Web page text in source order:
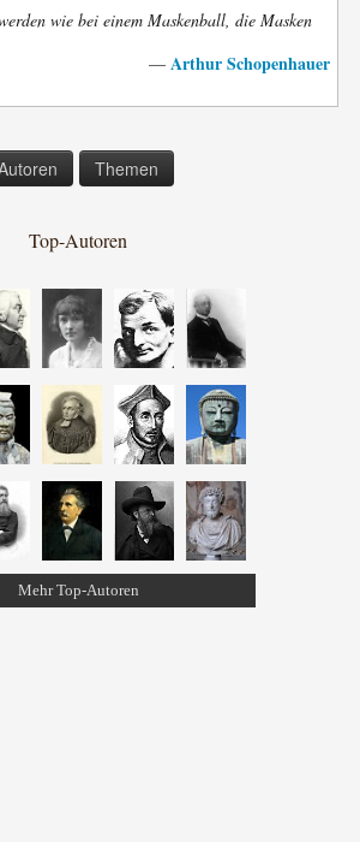
wie bei einem Maskenball, die Masken
— Arthur Schopenhauer
Themen
Top-Autoren
Mehr Top-Autoren